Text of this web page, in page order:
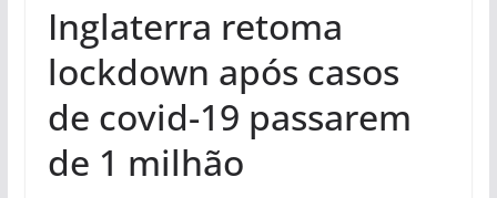
Inglaterra retoma
lockdown após casos
de covid-19 passarem
de 1 milhão